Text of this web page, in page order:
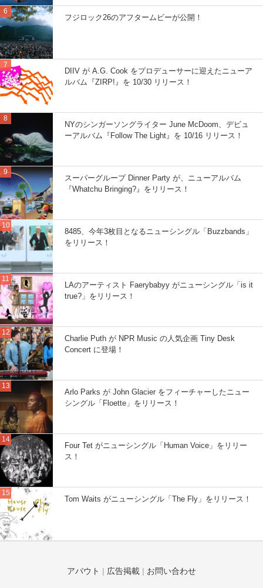
フジロック26のアフタームビーが公開！
DIIV が A.G. Cook をプロデューサーに迎えたニューア
ルバム『ZIRP!』を 10/30 リリース！
NYのシンガーソングライター June McDoom、デビュ
ーアルバム『Follow The Light』を 10/16 リリース！
スーパーグループ Dinner Party が、ニューアルバム
『Whatchu Bringing?』をリリース！
8485、今年3枚目となるニューシングル「Buzzbands」
をリリース！
LAのアーティスト Faerybabyy がニューシングル「is it
true?」をリリース！
Charlie Puth が NPR Music の人気企画 Tiny Desk
Concert に登場！
Arlo Parks が John Glacier をフィーチャーしたニュー
シングル「Floette」をリリース！
Four Tet がニューシングル「Human Voice」をリリー
ス！
Tom Waits がニューシングル「The Fly」をリリース！
アバウト | 広告掲載 | お問い合わせ